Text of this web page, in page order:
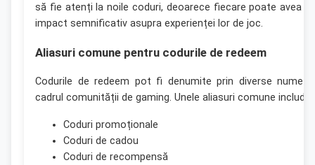
să fie atenți la noile coduri, deoarece fiecare poate avea
impact semnificativ asupra experienței lor de joc.
Aliasuri comune pentru codurile de redeem
Codurile de redeem pot fi denumite prin diverse nume
cadrul comunității de gaming. Unele aliasuri comune includ:
Coduri promoționale
Coduri de cadou
Coduri de recompensă